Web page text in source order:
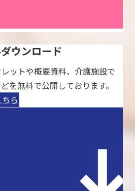
ウンロード
ットや概要資料、介護施設で
を無料で公開しております。
ら